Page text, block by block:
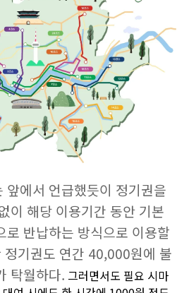
앞에서 언급했듯이 정기권을
이 해당 이용기간 동안 기본
로 반납하는 방식으로 이용할
정기권도 연간 40,000원에 불
탁월하다. 그러면서도 필요 시마